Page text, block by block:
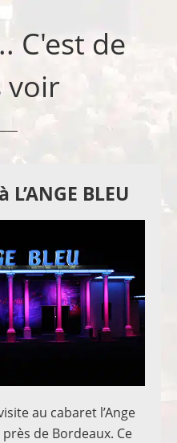
C'est de
voir
BLEU
au cabaret l’Ange
de Bordeaux. Ce